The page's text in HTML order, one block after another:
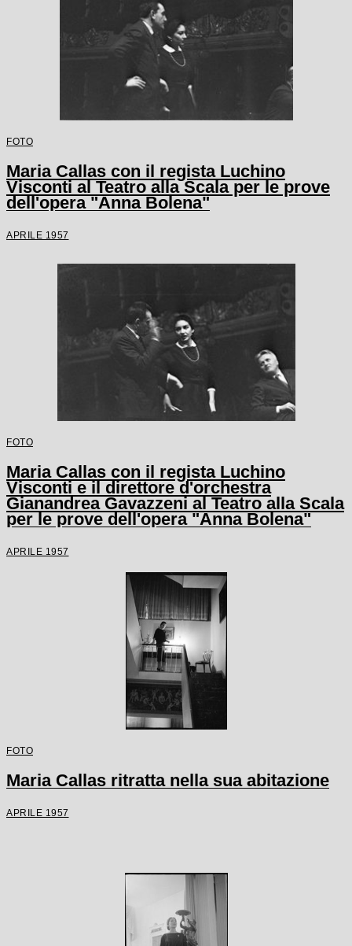
FOTO
Maria Callas con il regista Luchino
Visconti al Teatro alla Scala per le prove
dell'opera "Anna Bolena"
APRILE 1957
FOTO
Maria Callas con il regista Luchino
Visconti e il direttore d'orchestra
Gianandrea Gavazzeni al Teatro alla Scala
per le prove dell'opera "Anna Bolena"
APRILE 1957
FOTO
Maria Callas ritratta nella sua abitazione
APRILE 1957